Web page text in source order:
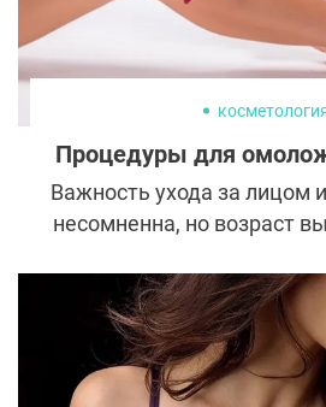
Процедуры для
Важность ухода за лицом
несомненна, но возраст
проблемные участки,
преждевременному
нередко обделенные
постоянно